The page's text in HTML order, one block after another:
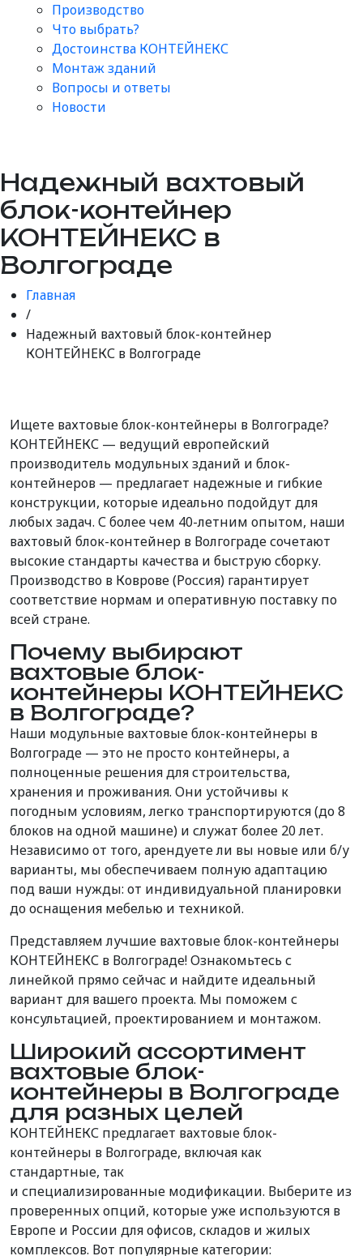
Производство
Что выбрать?
Достоинства КОНТЕЙНЕКС
Монтаж зданий
Вопросы и ответы​
Новости
Надежный вахтовый
блок-контейнер
КОНТЕЙНЕКС в
Волгограде
Главная
/
Надежный вахтовый блок-контейнер
КОНТЕЙНЕКС в Волгограде
Ищете вахтовые блок-контейнеры в Волгограде?
КОНТЕЙНЕКС — ведущий европейский
производитель модульных зданий и блок-
контейнеров — предлагает надежные и гибкие
конструкции, которые идеально подойдут для
любых задач. С более чем 40-летним опытом, наши
вахтовый блок-контейнер в Волгограде сочетают
высокие стандарты качества и быструю сборку.
Производство в Коврове (Россия) гарантирует
соответствие нормам и оперативную поставку по
всей стране.
Почему выбирают
вахтовые блок-
контейнеры КОНТЕЙНЕКС
в Волгограде?
Наши модульные вахтовые блок-контейнеры в
Волгограде — это не просто контейнеры, а
полноценные решения для строительства,
хранения и проживания. Они устойчивы к
погодным условиям, легко транспортируются (до 8
блоков на одной машине) и служат более 20 лет.
Независимо от того, арендуете ли вы новые или б/у
варианты, мы обеспечиваем полную адаптацию
под ваши нужды: от индивидуальной планировки
до оснащения мебелью и техникой.
Представляем лучшие вахтовые блок-контейнеры
КОНТЕЙНЕКС в Волгограде! Ознакомьтесь с
линейкой прямо сейчас и найдите идеальный
вариант для вашего проекта. Мы поможем с
консультацией, проектированием и монтажом.
Широкий ассортимент
вахтовые блок-
контейнеры в Волгограде
для разных целей
КОНТЕЙНЕКС предлагает вахтовые блок-
контейнеры в Волгограде, включая как
стандартные, так
и специализированные модификации. Выберите из
проверенных опций, которые уже используются в
Европе и России для офисов, складов и жилых
комплексов. Вот популярные категории: